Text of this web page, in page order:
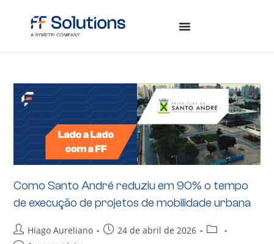
Como Santo André reduziu em 90% o tempo
de execução de projetos de mobilidade urbana
Hiago Aureliano
24 de abril de 2026